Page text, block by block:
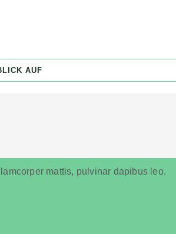
AUF
mattis, pulvinar dapibus leo.